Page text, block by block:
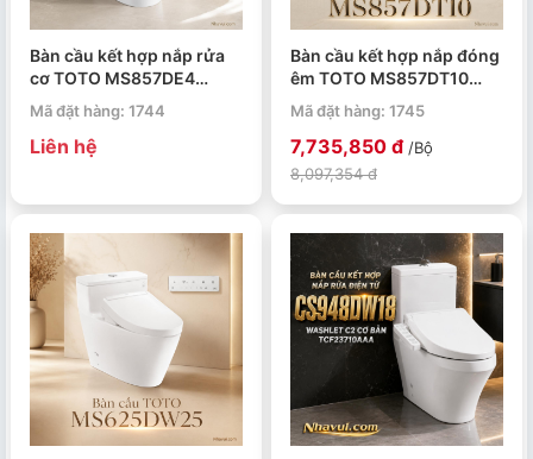
Bàn cầu kết hợp nắp rửa
cơ TOTO MS857DE4
ECOWASHER TCW1211A
Mã đặt hàng: 1744
Liên hệ
Bàn cầu kết hợp nắp đóng
êm TOTO MS857DT10
TC395VS
Mã đặt hàng: 1745
7,735,850 đ /Bộ
8,097,354 đ